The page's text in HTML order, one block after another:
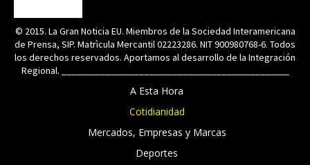
© 2015. La Gran Noticia EU. Miembros de la Sociedad Interamericana
de Prensa, SIP. Matrìcula Mercantil 02223286. NIT 900980768-6. Todos
los derechos reservados. Aportamos al desarrollo de la Integración
Regional. _______________________________________________
A Esta Hora
Cotidianidad
Mercados, Empresas y Marcas
Deportes